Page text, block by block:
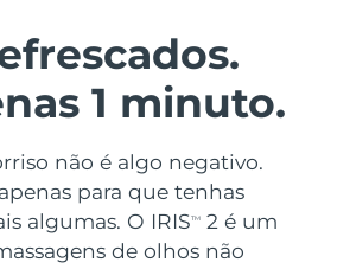
1 minuto.
não é algo negativo.
para que tenhas
algumas. O IRISTM
2 é um
de olhos não
4 kit
massage
2 kit
toning
Entrega prevista
Entrega prevista8/12/26
Entrega prevista8/17/26